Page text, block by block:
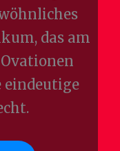
das am
eindeutige